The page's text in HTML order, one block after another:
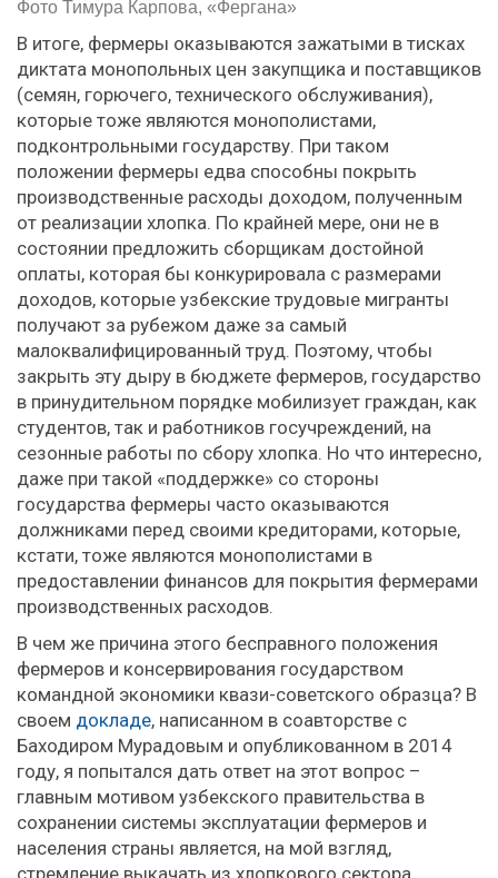
Фото Тимура Карпова, «Фергана»
В итоге, фермеры оказываются зажатыми в тисках
диктата монопольных цен закупщика и поставщиков
(семян, горючего, технического обслуживания),
которые тоже являются монополистами,
подконтрольными государству. При таком
положении фермеры едва способны покрыть
производственные расходы доходом, полученным
от реализации хлопка. По крайней мере, они не в
состоянии предложить сборщикам достойной
оплаты, которая бы конкурировала с размерами
доходов, которые узбекские трудовые мигранты
получают за рубежом даже за самый
малоквалифицированный труд. Поэтому, чтобы
закрыть эту дыру в бюджете фермеров, государство
в принудительном порядке мобилизует граждан, как
студентов, так и работников госучреждений, на
сезонные работы по сбору хлопка. Но что интересно,
даже при такой «поддержке» со стороны
государства фермеры часто оказываются
должниками перед своими кредиторами, которые,
кстати, тоже являются монополистами в
предоставлении финансов для покрытия фермерами
производственных расходов.
В чем же причина этого бесправного положения
фермеров и консервирования государством
командной экономики квази-советского образца? В
своем докладе, написанном в соавторстве с
Баходиром Мурадовым и опубликованном в 2014
году, я попытался дать ответ на этот вопрос –
главным мотивом узбекского правительства в
сохранении системы эксплуатации фермеров и
населения страны является, на мой взгляд,
стремление выкачать из хлопкового сектора